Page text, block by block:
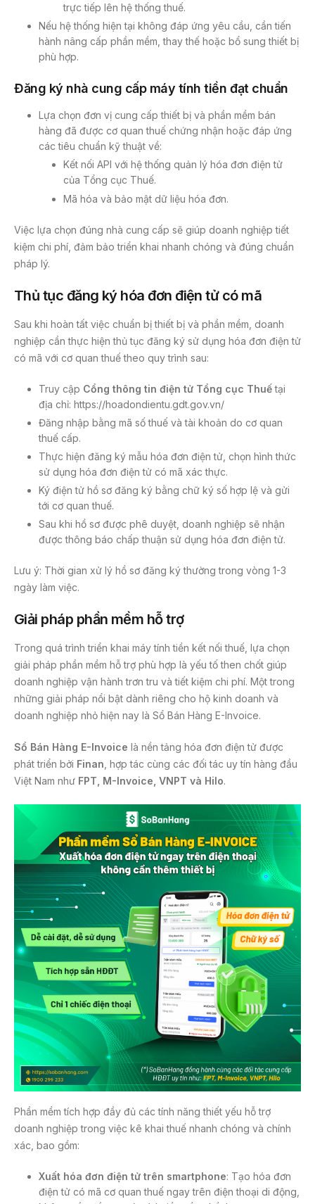
trực tiếp lên hệ thống thuế.
Nếu hệ thống hiện tại không đáp ứng yêu cầu, cần tiến
hành nâng cấp phần mềm, thay thế hoặc bổ sung thiết bị
phù hợp.
Đăng ký nhà cung cấp máy tính tiền đạt chuẩn
Lựa chọn đơn vị cung cấp thiết bị và phần mềm bán
hàng đã được cơ quan thuế chứng nhận hoặc đáp ứng
các tiêu chuẩn kỹ thuật về:
Kết nối API với hệ thống quản lý hóa đơn điện tử
của Tổng cục Thuế.
Mã hóa và bảo mật dữ liệu hóa đơn.
Việc lựa chọn đúng nhà cung cấp sẽ giúp doanh nghiệp tiết
kiệm chi phí, đảm bảo triển khai nhanh chóng và đúng chuẩn
pháp lý.
Thủ tục đăng ký hóa đơn điện tử có mã
Sau khi hoàn tất việc chuẩn bị thiết bị và phần mềm, doanh
nghiệp cần thực hiện thủ tục đăng ký sử dụng hóa đơn điện tử
có mã với cơ quan thuế theo quy trình sau:
Truy cập Cổng thông tin điện tử Tổng cục Thuếtại
địa chỉ: https://hoadondientu.gdt.gov.vn/
Đăng nhập bằng mã số thuế và tài khoản do cơ quan
thuế cấp.
Thực hiện đăng ký mẫu hóa đơn điện tử, chọn hình thức
sử dụng hóa đơn điện tử có mã xác thực.
Ký điện tử hồ sơ đăng ký bằng chữ ký số hợp lệ và gửi
tới cơ quan thuế.
Sau khi hồ sơ được phê duyệt, doanh nghiệp sẽ nhận
được thông báo chấp thuận sử dụng hóa đơn điện tử.
Lưu ý: Thời gian xử lý hồ sơ đăng ký thường trong vòng 1-3
ngày làm việc.
Giải pháp phần mềm hỗ trợ
Trong quá trình triển khai máy tính tiền kết nối thuế, lựa chọn
giải pháp phần mềm hỗ trợ phù hợp là yếu tố then chốt giúp
doanh nghiệp vận hành trơn tru và tiết kiệm chi phí. Một trong
những giải pháp nổi bật dành riêng cho hộ kinh doanh và
doanh nghiệp nhỏ hiện nay là Sổ Bán Hàng E-Invoice.
Sổ Bán Hàng E-Invoice là nền tảng hóa đơn điện tử được
phát triển bởi Finan , hợp tác cùng các đối tác uy tín hàng đầu
Việt Nam như FPT, M-Invoice, VNPT và Hilo.
Phần mềm tích hợp đầy đủ các tính năng thiết yếu hỗ trợ
doanh nghiệp trong việc kê khai thuế nhanh chóng và chính
xác, bao gồm:
Xuất hóa đơn điện tử trên smartphone: Tạo hóa đơn
điện tử có mã cơ quan thuế ngay trên điện thoại di động,